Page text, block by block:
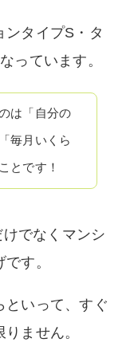
ンタイプS・タ
っています。
は「自分の
毎月いくら
とです！
でなくマンシ
す。
といって、すぐ
ません。